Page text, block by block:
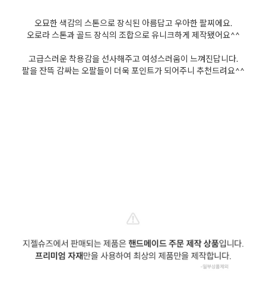
오묘한 색감의 스톤으로 장식된 아름답고 우아한 팔찌에요.
오로라 스톤과 골드 장식의 조합으로 유니크하게 제작됐어요^^
고급스러운 착용감을 선사해주고 여성스러움이 느껴진답니다.
팔을 잔뜩 감싸는 오팔들이 더욱 포인트가 되어주니 추천드려요^^